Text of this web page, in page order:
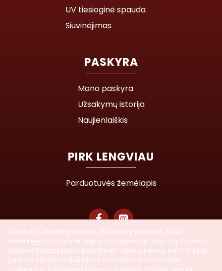
Siekdami užtikrinti geriausią Jūsų naršymo patirtį, šioje
svetainėje naudojame slapukus. Paspaudę mygtuką „Sutinku“
arba naršydami toliau, patvirtinsite savo sutikimą, kurį bet kada
galėsite atšaukti pakeisdami savo interneto naršyklės
nustatymus ir ištrindami įrašymo slapukus. Plačiau apie tai:
UV tiesioginė spauda
Siuvinėjimas
PASKYRA
Mano paskyra
Užsakymų istorija
Naujienlaiškis
PIRK LENGVIAU
Parduotuvės žemėlapis
© 2026 Lasegra UAB. Visos teisės saugomos